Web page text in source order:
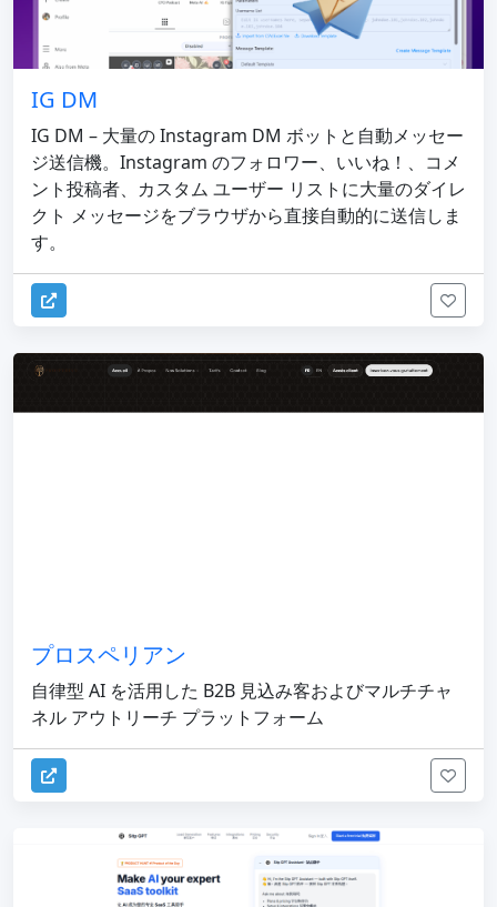
IG DM
IG DM – 大量の Instagram DM ボットと自動メッセー
ジ送信機。Instagram のフォロワー、いいね！、コメ
ント投稿者、カスタム ユーザー リストに大量のダイレ
クト メッセージをブラウザから直接自動的に送信しま
す。
プロスペリアン
自律型 AI を活用した B2B 見込み客およびマルチチャ
ネル アウトリーチ プラットフォーム